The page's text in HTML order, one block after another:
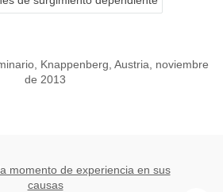
Knappenberg, Austria, noviembre
de 2013
momento de experiencia en sus
causas